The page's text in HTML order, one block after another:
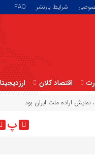
شرایط بازنشر FAQ
اقتصاد کلان
اراده ملت ایران بود
پ